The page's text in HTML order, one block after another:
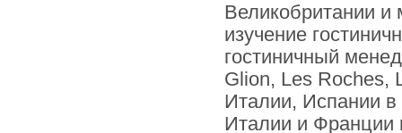
Великобритании и
изучение
гостиничный
Glion, Les Roches,
Италии, Испании в
Италии и Франции